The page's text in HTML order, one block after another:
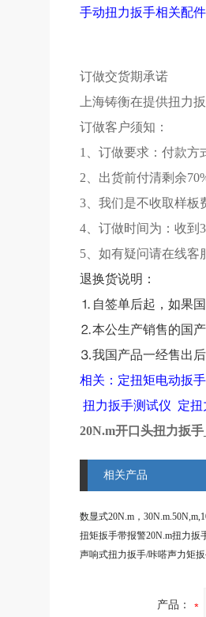
手动扭力扳手相关配件
订做交货期承诺
上海铸衡在提供扭力
订做客户须知：
1、订做要求：付款方
2、出货前付清剩余
3、我们是不收取样板
4、订做时间为：收到
5、如有疑问请在线客
退换货说明：
⒈自签单后起，如果
⒉本公生产销售的国
⒊我国产品一经售出
相关： 定扭矩电动扳手
扭力扳手测试仪 定扭
20N.m开口头扭力扳
相关产品
产品：